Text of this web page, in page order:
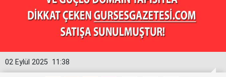
11:38
02 Eylül 2025